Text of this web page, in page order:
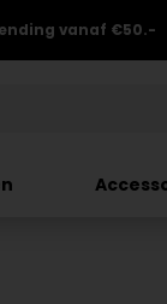
vanaf €50.-